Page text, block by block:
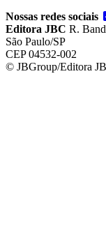
Nossas redes sociais
Editora JBC R.
São Paulo/SP
CEP 04532-002
© JBGroup/Editora